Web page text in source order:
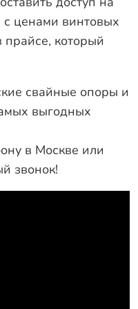
ценами винтовых
который
свайные опоры и
выгодных
в Москве или
звонок!